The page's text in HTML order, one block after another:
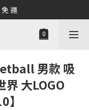
運
男款 吸
界 大LOGO
】